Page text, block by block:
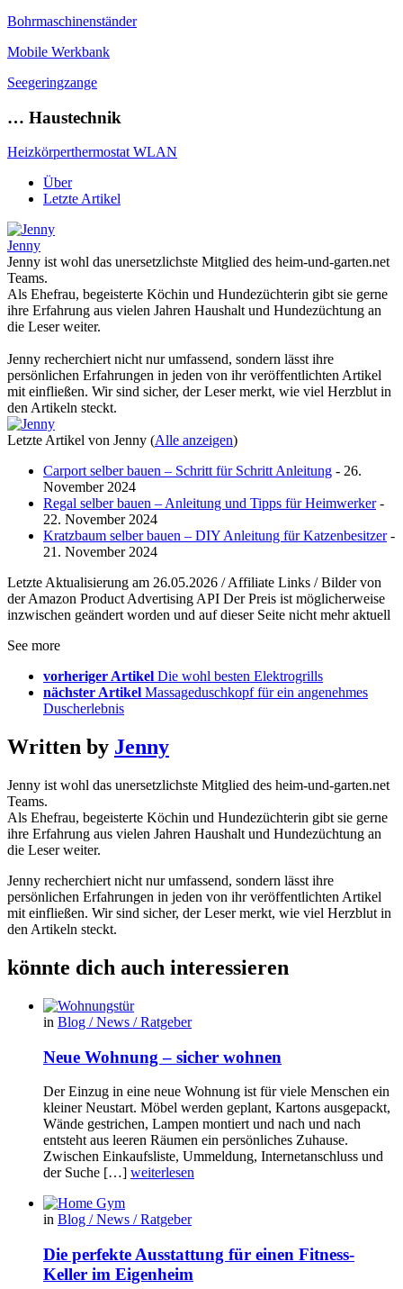
Bohrmaschinenständer
Mobile Werkbank
Seegeringzange
… Haustechnik
Heizkörperthermostat WLAN
Über
Letzte Artikel
Jenny
Jenny ist wohl das unersetzlichste Mitglied des heim-und-garten.net
Teams.
Als Ehefrau, begeisterte Köchin und Hundezüchterin gibt sie gerne
ihre Erfahrung aus vielen Jahren Haushalt und Hundezüchtung an
die Leser weiter.
Jenny recherchiert nicht nur umfassend, sondern lässt ihre
persönlichen Erfahrungen in jeden von ihr veröffentlichten Artikel
mit einfließen. Wir sind sicher, der Leser merkt, wie viel Herzblut in
den Artikeln steckt.
Letzte Artikel von Jenny (Alle anzeigen)
Carport selber bauen – Schritt für Schritt Anleitung - 26.
November 2024
Regal selber bauen – Anleitung und Tipps für Heimwerker-
22. November 2024
Kratzbaum selber bauen – DIY Anleitung für Katzenbesitzer-
21. November 2024
Letzte Aktualisierung am 26.05.2026 / Affiliate Links / Bilder von
der Amazon Product Advertising API Der Preis ist möglicherweise
inzwischen geändert worden und auf dieser Seite nicht mehr aktuell
See more
vorheriger Artikel Die wohl besten Elektrogrills
nächster Artikel Massageduschkopf für ein angenehmes
Duscherlebnis
Written by Jenny
Jenny ist wohl das unersetzlichste Mitglied des heim-und-garten.net
Teams.
Als Ehefrau, begeisterte Köchin und Hundezüchterin gibt sie gerne
ihre Erfahrung aus vielen Jahren Haushalt und Hundezüchtung an
die Leser weiter.
Jenny recherchiert nicht nur umfassend, sondern lässt ihre
persönlichen Erfahrungen in jeden von ihr veröffentlichten Artikel
mit einfließen. Wir sind sicher, der Leser merkt, wie viel Herzblut in
den Artikeln steckt.
könnte dich auch interessieren
in Blog / News / Ratgeber
Neue Wohnung – sicher wohnen
Der Einzug in eine neue Wohnung ist für viele Menschen ein
kleiner Neustart. Möbel werden geplant, Kartons ausgepackt,
Wände gestrichen, Lampen montiert und nach und nach
entsteht aus leeren Räumen ein persönliches Zuhause.
Zwischen Einkaufsliste, Ummeldung, Internetanschluss und
der Suche […] weiterlesen
in Blog / News / Ratgeber
Die perfekte Ausstattung für einen Fitness-
Keller im Eigenheim